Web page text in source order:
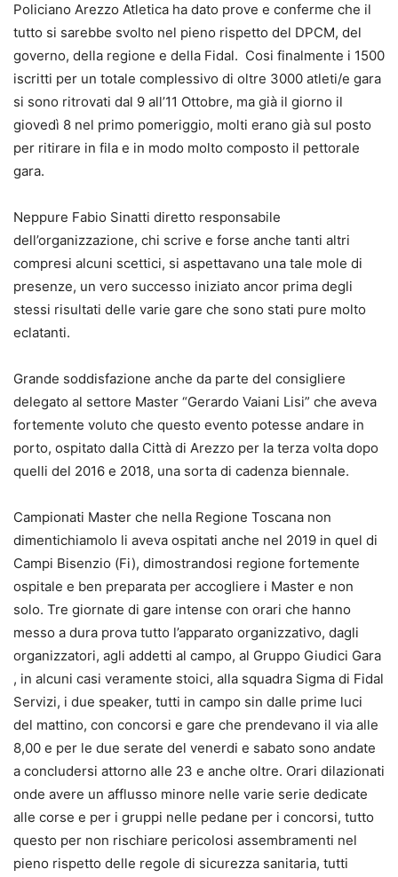
Policiano Arezzo Atletica ha dato prove e conferme che il
tutto si sarebbe svolto nel pieno rispetto del DPCM, del
governo, della regione e della Fidal. Cosi finalmente i 1500
iscritti per un totale complessivo di oltre 3000 atleti/e gara
si sono ritrovati dal 9 all’11 Ottobre, ma già il giorno il
giovedì 8 nel primo pomeriggio, molti erano già sul posto
per ritirare in fila e in modo molto composto il pettorale
gara.
Neppure Fabio Sinatti diretto responsabile
dell’organizzazione, chi scrive e forse anche tanti altri
compresi alcuni scettici, si aspettavano una tale mole di
presenze, un vero successo iniziato ancor prima degli
stessi risultati delle varie gare che sono stati pure molto
eclatanti.
Grande soddisfazione anche da parte del consigliere
delegato al settore Master “Gerardo Vaiani Lisi” che aveva
fortemente voluto che questo evento potesse andare in
porto, ospitato dalla Città di Arezzo per la terza volta dopo
quelli del 2016 e 2018, una sorta di cadenza biennale.
Campionati Master che nella Regione Toscana non
dimentichiamolo li aveva ospitati anche nel 2019 in quel di
Campi Bisenzio (Fi), dimostrandosi regione fortemente
ospitale e ben preparata per accogliere i Master e non
solo. Tre giornate di gare intense con orari che hanno
messo a dura prova tutto l’apparato organizzativo, dagli
organizzatori, agli addetti al campo, al Gruppo Giudici Gara
, in alcuni casi veramente stoici, alla squadra Sigma di Fidal
Servizi, i due speaker, tutti in campo sin dalle prime luci
del mattino, con concorsi e gare che prendevano il via alle
8,00 e per le due serate del venerdi e sabato sono andate
a concludersi attorno alle 23 e anche oltre. Orari dilazionati
onde avere un afflusso minore nelle varie serie dedicate
alle corse e per i gruppi nelle pedane per i concorsi, tutto
questo per non rischiare pericolosi assembramenti nel
pieno rispetto delle regole di sicurezza sanitaria, tutti